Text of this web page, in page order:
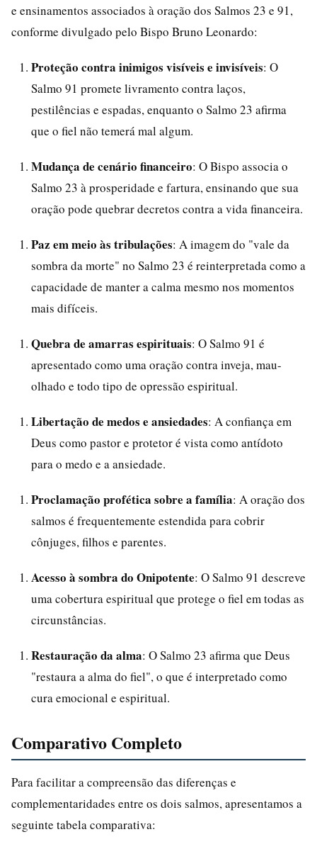
e ensinamentos associados à oração dos Salmos 23 e 91,
conforme divulgado pelo Bispo Bruno Leonardo:
Proteção contra inimigos visíveis e invisíveis: O
Salmo 91 promete livramento contra laços,
pestilências e espadas, enquanto o Salmo 23 afirma
que o fiel não temerá mal algum.
Mudança de cenário financeiro: O Bispo associa o
Salmo 23 à prosperidade e fartura, ensinando que sua
oração pode quebrar decretos contra a vida financeira.
Paz em meio às tribulações: A imagem do "vale da
sombra da morte" no Salmo 23 é reinterpretada como a
capacidade de manter a calma mesmo nos momentos
mais difíceis.
Quebra de amarras espirituais: O Salmo 91 é
apresentado como uma oração contra inveja, mau-
olhado e todo tipo de opressão espiritual.
Libertação de medos e ansiedades: A confiança em
Deus como pastor e protetor é vista como antídoto
para o medo e a ansiedade.
Proclamação profética sobre a família: A oração dos
salmos é frequentemente estendida para cobrir
cônjuges, filhos e parentes.
Acesso à sombra do Onipotente: O Salmo 91 descreve
uma cobertura espiritual que protege o fiel em todas as
circunstâncias.
Restauração da alma: O Salmo 23 afirma que Deus
"restaura a alma do fiel", o que é interpretado como
cura emocional e espiritual.
Comparativo Completo
Para facilitar a compreensão das diferenças e
complementaridades entre os dois salmos, apresentamos a
seguinte tabela comparativa: